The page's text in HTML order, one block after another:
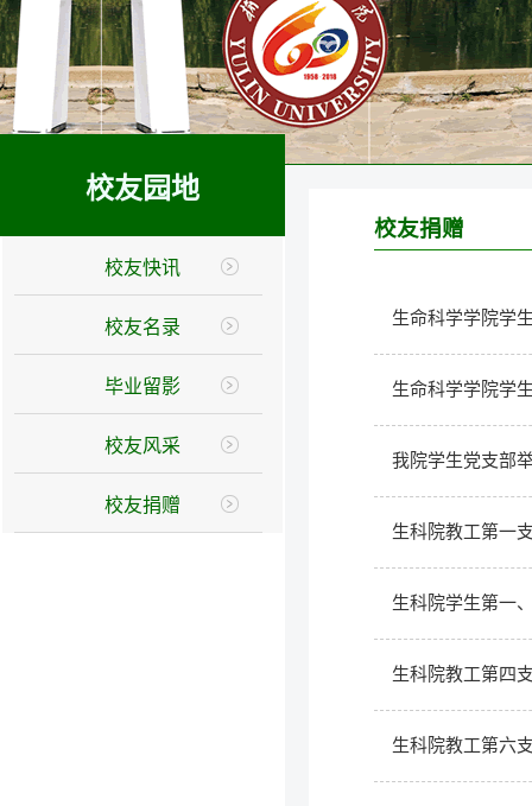
校友园地
校友快讯
校友名录
毕业留影
校友风采
校友捐赠
校友捐赠
生命科学学院学
生命科学学院学
我院学生党支部
生科院教工第一
生科院学生第一
生科院教工第四
生科院教工第六